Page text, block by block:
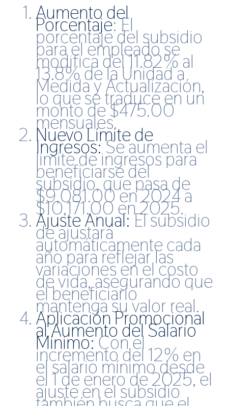
Aumento del
Porcentaje: El
porcentaje del subsidio
para el empleado se
modifica del 11.82% al
13.8% de la Unidad a
Medida y Actualización,
lo que se traduce en un
monto de $475.00
mensuales.
Nuevo Límite de
Ingresos:Se aumenta el
límite de ingresos para
beneficiarse del
subsidio, que pasa de
$9,081.00 en 2024 a
$10,171.00 en 2025.
Ajuste Anual: El subsidio
de ajustará
automáticamente cada
año para reflejar las
variaciones en el costo
de vida, asegurando que
el beneficiario
mantenga su valor real.
Aplicación Promocional
al Aumento del Salario
Mínimo:Con el
incremento del 12% en
el salario mínimo desde
el 1 de enero de 2025, el
ajuste en el subsidio